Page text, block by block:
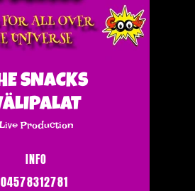
SNACKS
Live Production
INFO
04578312781